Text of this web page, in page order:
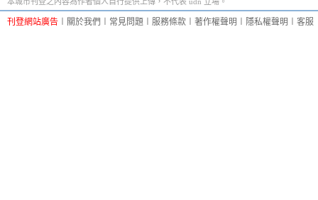
刊登網站廣告 關於我們 常見問題 服務條款 著作權聲明 隱私權聲明 客服